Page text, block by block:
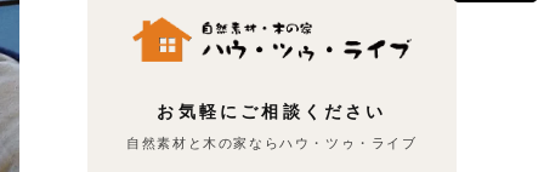
お気軽にご相談ください
自然素材と木の家ならハウ・ツゥ・ライブ